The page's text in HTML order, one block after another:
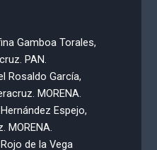
Gamboa Torales,
PAN.
Rosaldo García,
MORENA.
Espejo,
MORENA.
de la Vega